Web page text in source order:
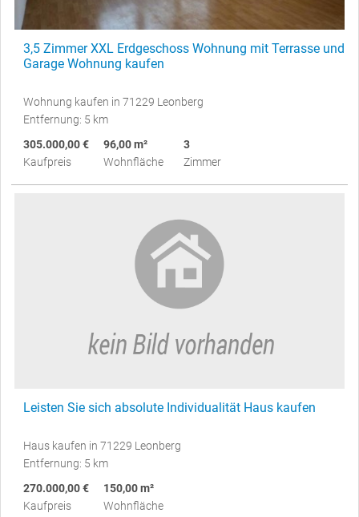
3,5 Zimmer XXL Erdgeschoss Wohnung mit Terrasse und
Garage Wohnung kaufen
Wohnung kaufen in 71229 Leonberg
Entfernung: 5 km
305.000,00 €
Kaufpreis
96,00 m²
Wohnfläche
3
Zimmer
Leisten Sie sich absolute Individualität Haus kaufen
Haus kaufen in 71229 Leonberg
Entfernung: 5 km
270.000,00 €
Kaufpreis
150,00 m²
Wohnfläche